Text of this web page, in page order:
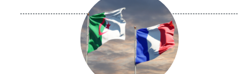
principale